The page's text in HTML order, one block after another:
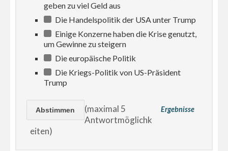
geben zu viel Geld aus
Die Handelspolitik der USA unter Trump
Einige Konzerne haben die Krise genutzt,
um Gewinne zu steigern
Die europäische Politik
Die Kriegs-Politik von US-Präsident
Trump
Ergebnisse
(maximal 5
Antwortmöglichk
eiten)